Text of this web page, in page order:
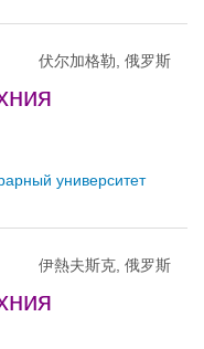
伏尔加格勒, 俄罗斯
университет
伊熱夫斯克, 俄罗斯